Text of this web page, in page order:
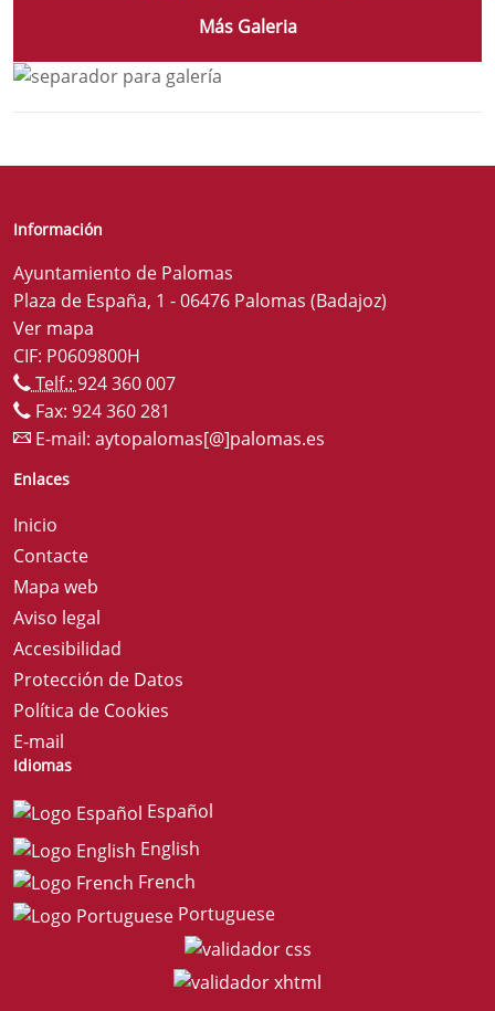
Más Galeria
Información
Ayuntamiento de Palomas
Plaza de España, 1 - 06476 Palomas (Badajoz)
Ver mapa
CIF: P0609800H
Telf.: 924 360 007
Fax: 924 360 281
E-mail: aytopalomas[@]palomas.es
Enlaces
Inicio
Contacte
Mapa web
Aviso legal
Accesibilidad
Protección de Datos
Política de Cookies
E-mail
Idiomas
Español
English
French
Portuguese